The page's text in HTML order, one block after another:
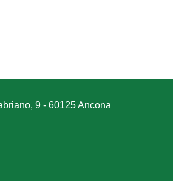
9 - 60125 Ancona